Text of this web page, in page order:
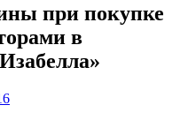
при покупке
в